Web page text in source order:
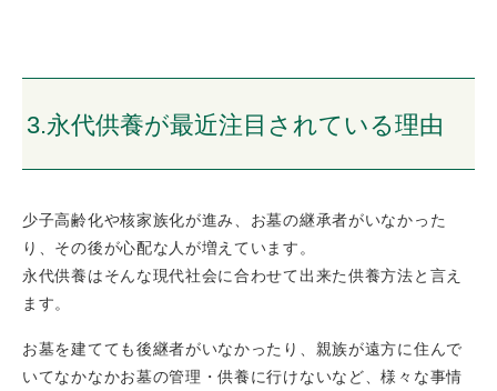
3.永代供養が最近注目されている理由
少子高齢化や核家族化が進み、お墓の継承者がいなかった
り、その後が心配な人が増えています。
永代供養はそんな現代社会に合わせて出来た供養方法と言え
ます。
お墓を建てても後継者がいなかったり、親族が遠方に住んで
いてなかなかお墓の管理・供養に行けないなど、様々な事情